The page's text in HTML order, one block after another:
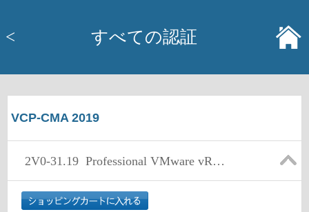
< すべての認証
VCP-CMA 2019
2V0-31.19 Professional VMware vRealize Automation 7.6